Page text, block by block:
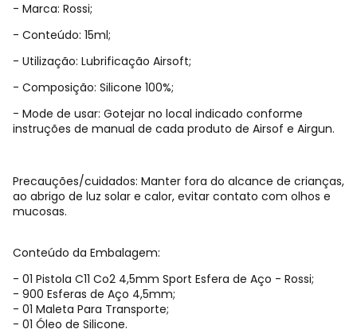
- Marca: Rossi;
- Conteúdo: 15ml;
- Utilização: Lubrificação Airsoft;
- Composição: Silicone 100%;
- Mode de usar: Gotejar no local indicado conforme
instruções de manual de cada produto de Airsof e Airgun.
Precauções/cuidados: Manter fora do alcance de crianças,
ao abrigo de luz solar e calor, evitar contato com olhos e
mucosas.
Conteúdo da Embalagem:
- 01 Pistola C11 Co2 4,5mm Sport Esfera de Aço - Rossi;
- 900 Esferas de Aço 4,5mm;
- 01 Maleta Para Transporte;
- 01 Óleo de Silicone.